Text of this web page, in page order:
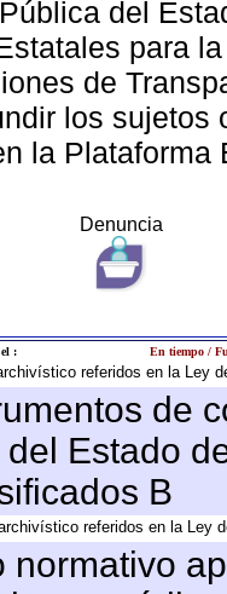
del
para
de
los sujetos
la Plataforma
Denuncia
: En tiempo /
referidos en la Ley
de
Estado
B
referidos en la Ley
normativo